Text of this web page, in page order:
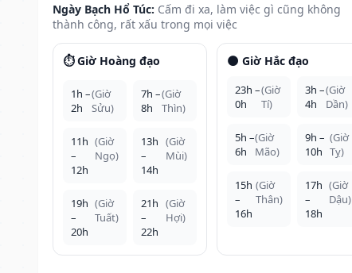
Ngày Bạch Hổ Túc: Cấm đi xa, làm việc gì cũng không
thành công, rất xấu trong mọi việc
⏱️ Giờ Hoàng đạo
1h –
2h
(Giờ
Sửu)
7h –
8h
(Giờ
Thìn)
11h
–
12h
(Giờ
Ngọ)
13h
–
14h
(Giờ
Mùi)
19h
–
20h
(Giờ
Tuất)
21h
–
22h
(Giờ
Hợi)
🌑 Giờ Hắc đạo
23h –
0h
(Giờ
Tí)
3h –
4h
(Giờ
Dần)
5h –
6h
(Giờ
Mão)
9h –
10h
(Giờ
Tỵ)
15h
–
16h
(Giờ
Thân)
17h
–
18h
(Giờ
Dậu)